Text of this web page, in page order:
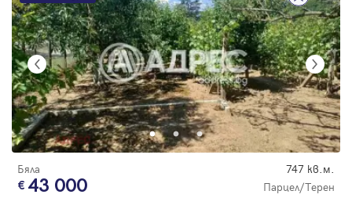
Бяла 747 кв.м.
43 000 Парцел/Терен